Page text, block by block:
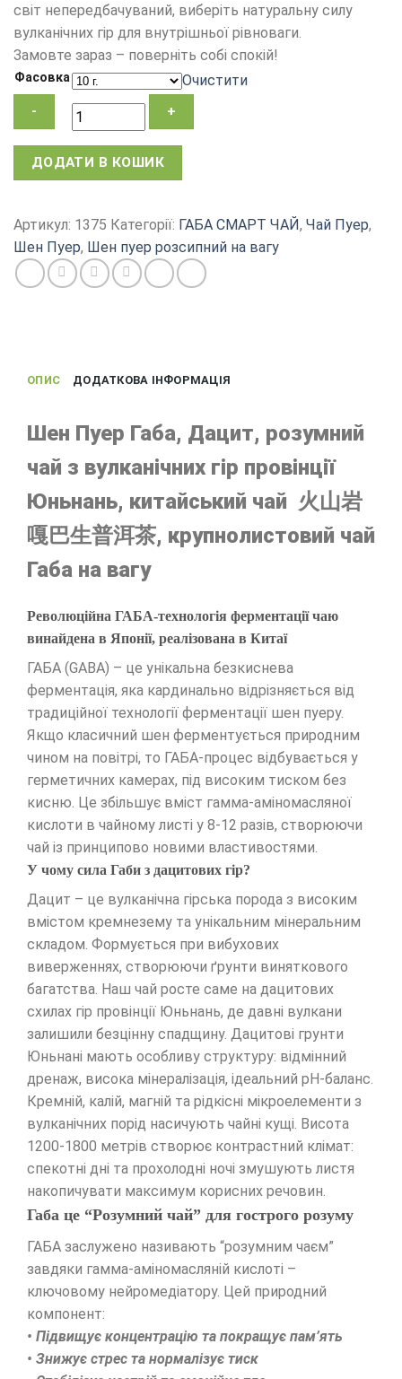
світ непередбачуваний, виберіть натуральну силу
вулканічних гір для внутрішньої рівноваги.
Замовте зараз – поверніть собі спокій!
Фасовка Очистити
Китайський
Пуер
ГАБА,
Дацит,
вулканічний
ДОДАТИ В КОШИК
Артикул: 1375 Категорії: ГАБА СМАРТ ЧАЙ, Чай Пуер,
Шен Пуер, Шен пуер розсипний на вагу
ОПИС ДОДАТКОВА ІНФОРМАЦІЯ
Шен Пуер Габа, Дацит, розумний
чай з вулканічних гір провінції
Юньнань, китайський чай 火山岩
嘎巴生普洱茶, крупнолистовий чай
Габа на вагу
Революційна ГАБА-технологія ферментації чаю
винайдена в Японії, реалізована в Китаї
ГАБА (GABA) – це унікальна безкиснева
ферментація, яка кардинально відрізняється від
традиційної технології ферментації шен пуеру.
Якщо класичний шен ферментується природним
чином на повітрі, то ГАБА-процес відбувається у
герметичних камерах, під високим тиском без
кисню. Це збільшує вміст гамма-аміномасляної
кислоти в чайному листі у 8-12 разів, створюючи
чай із принципово новими властивостями.
У чому сила Габи з дацитових гір?
Дацит – це вулканічна гірська порода з високим
вмістом кремнезему та унікальним мінеральним
складом. Формується при вибухових
виверженнях, створюючи ґрунти виняткового
багатства. Наш чай росте саме на дацитових
схилах гір провінції Юньнань, де давні вулкани
залишили безцінну спадщину. Дацитові грунти
Юньнані мають особливу структуру: відмінний
дренаж, висока мінералізація, ідеальний pH-баланс.
Кремній, калій, магній та рідкісні мікроелементи з
вулканічних порід насичують чайні кущі. Висота
1200-1800 метрів створює контрастний клімат:
спекотні дні та прохолодні ночі змушують листя
накопичувати максимум корисних речовин.
Габа це “Розумний чай” для гострого розуму
ГАБА заслужено називають “розумним чаєм”
завдяки гамма-аміномасляній кислоті –
ключовому нейромедіатору. Цей природний
компонент:
• Підвищує концентрацію та покращує пам’ять
• Знижує стрес та нормалізує тиск